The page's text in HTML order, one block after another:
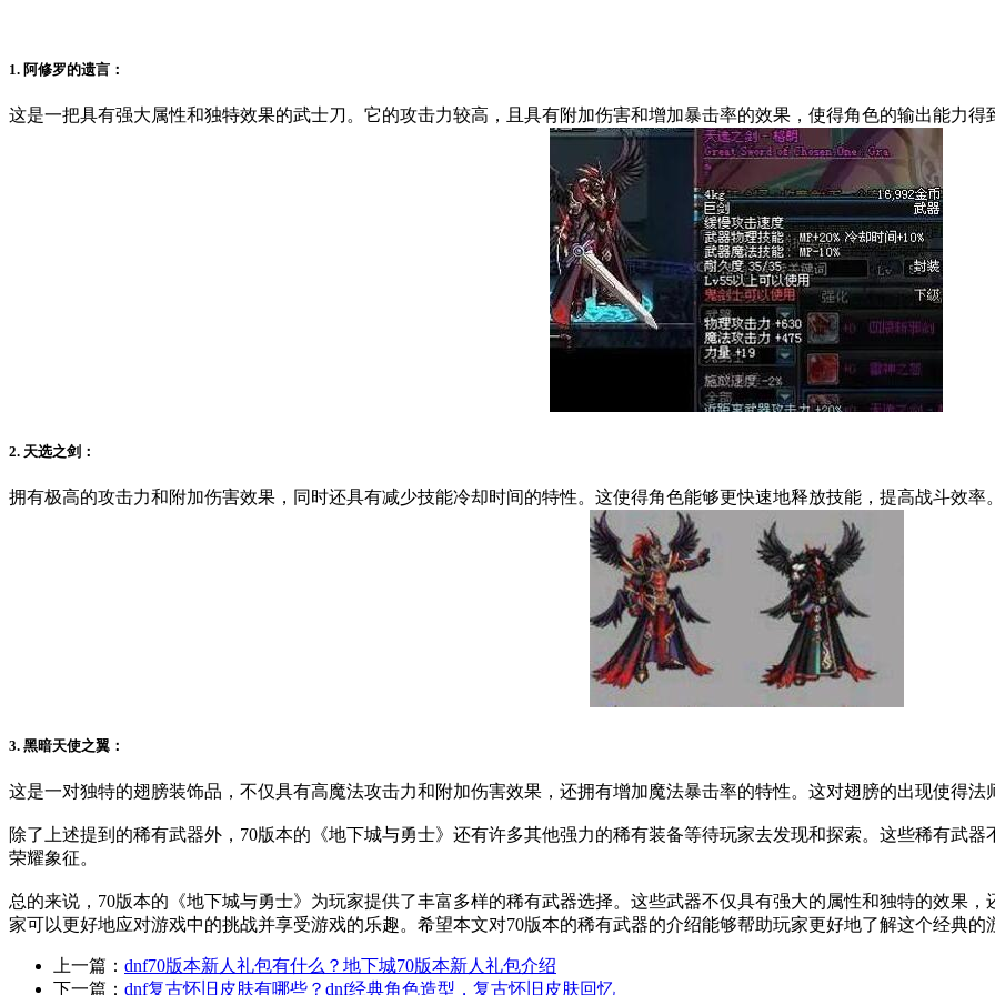
1. 阿修罗的遗言：
这是一把具有强大属性和独特效果的武士刀。它的攻击力较高，且具有附加伤害和增加暴击率的效果，使得角色的输出能力得
2. 天选之剑：
拥有极高的攻击力和附加伤害效果，同时还具有减少技能冷却时间的特性。这使得角色能够更快速地释放技能，提高战斗效率。
3. 黑暗天使之翼：
这是一对独特的翅膀装饰品，不仅具有高魔法攻击力和附加伤害效果，还拥有增加魔法暴击率的特性。这对翅膀的出现使得法
除了上述提到的稀有武器外，70版本的《地下城与勇士》还有许多其他强力的稀有装备等待玩家去发现和探索。这些稀有武
荣耀象征。
总的来说，70版本的《地下城与勇士》为玩家提供了丰富多样的稀有武器选择。这些武器不仅具有强大的属性和独特的效果
家可以更好地应对游戏中的挑战并享受游戏的乐趣。希望本文对70版本的稀有武器的介绍能够帮助玩家更好地了解这个经典的
上一篇： dnf70版本新人礼包有什么？地下城70版本新人礼包介绍
下一篇： dnf复古怀旧皮肤有哪些？dnf经典角色造型，复古怀旧皮肤回忆